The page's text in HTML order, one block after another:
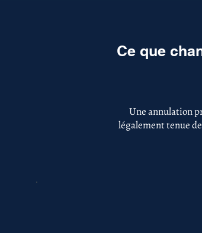
Ce que
Une annulation
légalement tenue